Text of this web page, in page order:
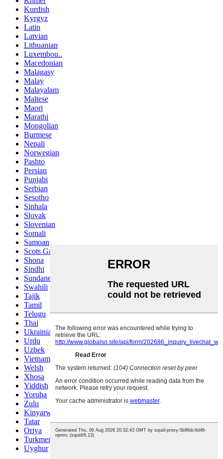
Kurdish
Kyrgyz
Latin
Latvian
Lithuanian
Luxembou..
Macedonian
Malagasy
Malay
Malayalam
Maltese
Maori
Marathi
Mongolian
Burmese
Nepali
Norwegian
Pashto
Persian
Punjabi
Serbian
Sesotho
Sinhala
Slovak
Slovenian
Somali
Samoan
Scots Gaelic
Shona
Sindhi
Sundanese
Swahili
Tajik
Tamil
Telugu
Thai
Ukrainian
Urdu
Uzbek
Vietnamese
Welsh
Xhosa
Yiddish
Yoruba
Zulu
Kinyarwanda
Tatar
Oriya
Turkmen
Uyghur